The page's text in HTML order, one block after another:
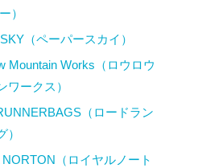
）
（ペーパースカイ）
Mountain Works（ロウロウ
ワークス）
（ロードラン
）
NORTON（ロイヤルノート